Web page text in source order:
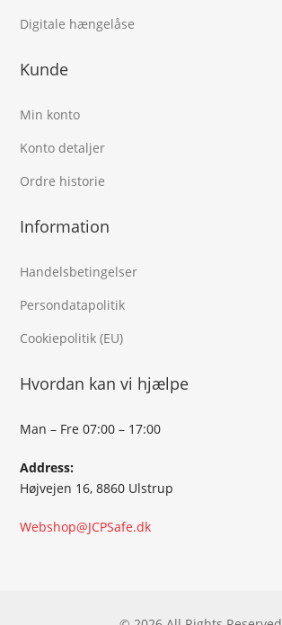
Digitale hængelåse
Kunde
Min konto
Konto detaljer
Ordre historie
Information
Handelsbetingelser
Persondatapolitik
Cookiepolitik (EU)
Hvordan kan vi hjælpe
Man – Fre 07:00 – 17:00
Address:
Højvejen 16, 8860 Ulstrup
Webshop@JCPSafe.dk